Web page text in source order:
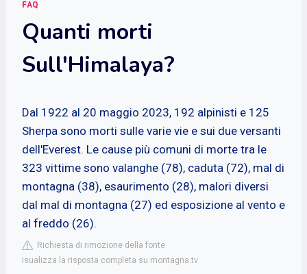
FAQ
Quanti morti
Sull'Himalaya?
Dal 1922 al 20 maggio 2023, 192 alpinisti e 125
Sherpa sono morti sulle varie vie e sui due versanti
dell'Everest. Le cause più comuni di morte tra le
323 vittime sono valanghe (78), caduta (72), mal di
montagna (38), esaurimento (28), malori diversi
dal mal di montagna (27) ed esposizione al vento e
al freddo (26).
Richiesta di rimozione della fonte
isualizza la risposta completa su montagna.tv